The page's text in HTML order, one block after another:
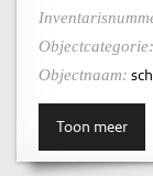
Objectcategorie:
Objectnaam:
Toon meer